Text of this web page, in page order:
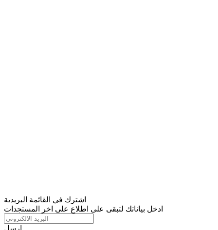
اشترك في القائمة البريدية
ادخل بياناتك لتبقى على اطلاع على اخر المستجدات
ارسل